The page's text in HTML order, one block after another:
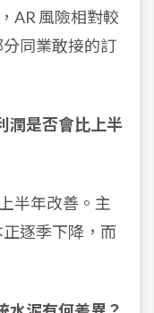
AR 風險相對較
同業敢接的訂
潤是否會比上半
半年改善。主
逐季下降，而